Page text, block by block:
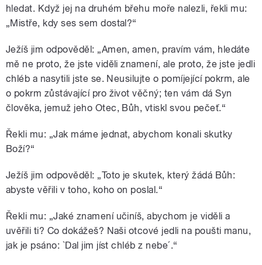
hledat. Když jej na druhém břehu moře nalezli, řekli mu:
„Mistře, kdy ses sem dostal?“
Ježíš jim odpověděl: „Amen, amen, pravím vám, hledáte
mě ne proto, že jste viděli znamení, ale proto, že jste jedli
chléb a nasytili jste se. Neusilujte o pomíjející pokrm, ale
o pokrm zůstávající pro život věčný; ten vám dá Syn
člověka, jemuž jeho Otec, Bůh, vtiskl svou pečeť.“
Řekli mu: „Jak máme jednat, abychom konali skutky
Boží?“
Ježíš jim odpověděl: „Toto je skutek, který žádá Bůh:
abyste věřili v toho, koho on poslal.“
Řekli mu: „Jaké znamení učiníš, abychom je viděli a
uvěřili ti? Co dokážeš? Naši otcové jedli na poušti manu,
jak je psáno: `Dal jim jíst chléb z nebe´.“